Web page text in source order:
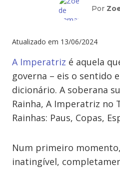
Por
Atualizado em 13/06/2024
A Imperatriz é aquela
governa – eis o sentido
dicionário. A soberana
Rainha, A Imperatriz no
Rainhas: Paus, Copas,
Num primeiro
inatingível,